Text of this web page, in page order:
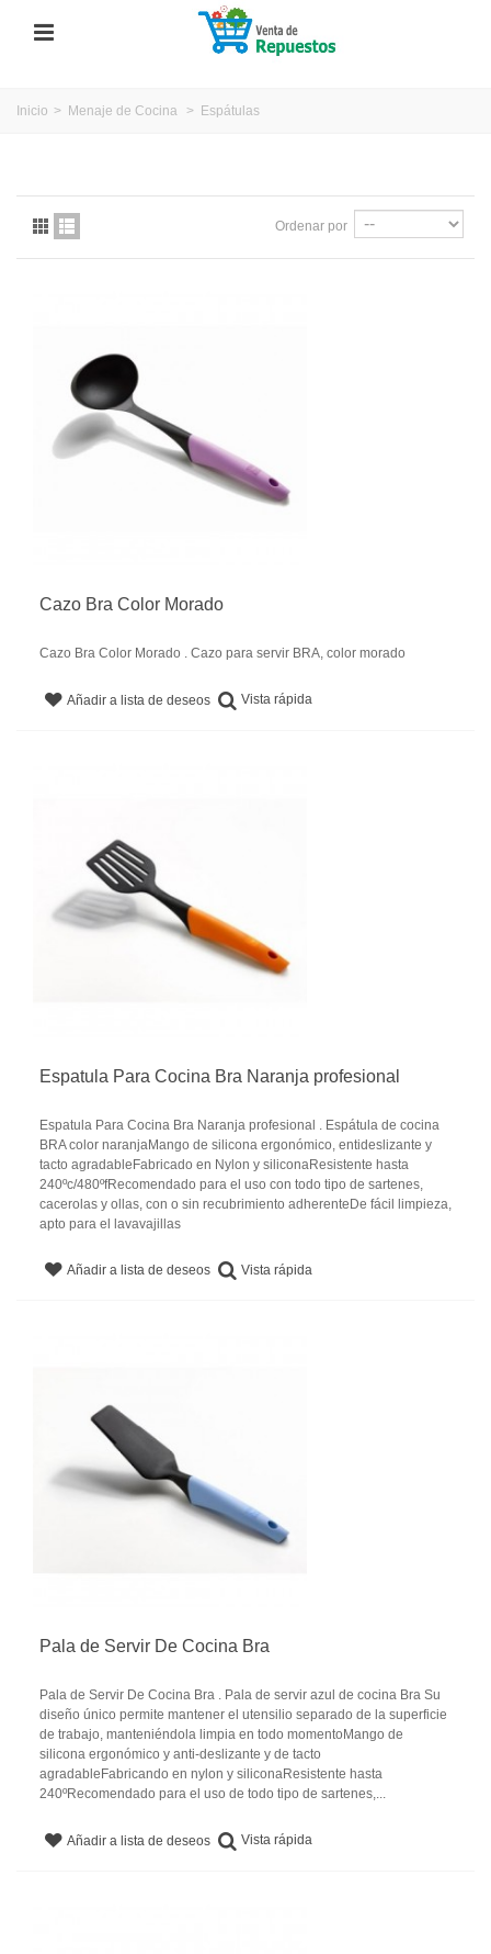
Inicio > Menaje de Cocina > Espátulas
Ordenar por
Cazo Bra Color Morado
Cazo Bra Color Morado . Cazo para servir BRA, color morado
Añadir a lista de deseos Vista rápida
Espatula Para Cocina Bra Naranja profesional
Espatula Para Cocina Bra Naranja profesional . Espátula de cocina
BRA color naranjaMango de silicona ergonómico, entideslizante y
tacto agradableFabricado en Nylon y siliconaResistente hasta
240ºc/480ºfRecomendado para el uso con todo tipo de sartenes,
cacerolas y ollas, con o sin recubrimiento adherenteDe fácil limpieza,
apto para el lavavajillas
Añadir a lista de deseos Vista rápida
Pala de Servir De Cocina Bra
Pala de Servir De Cocina Bra . Pala de servir azul de cocina Bra Su
diseño único permite mantener el utensilio separado de la superficie
de trabajo, manteniéndola limpia en todo momentoMango de
silicona ergonómico y anti-deslizante y de tacto
agradableFabricando en nylon y siliconaResistente hasta
240ºRecomendado para el uso de todo tipo de sartenes,...
Añadir a lista de deseos Vista rápida